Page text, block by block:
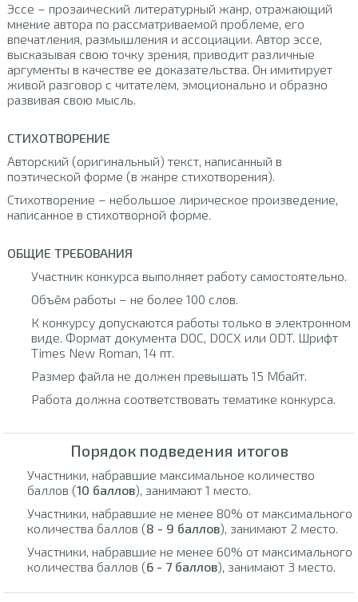
Эссе – прозаический литературный жанр, отражающий
мнение автора по рассматриваемой проблеме, его
впечатления, размышления и ассоциации. Автор эссе,
высказывая свою точку зрения, приводит различные
аргументы в качестве ее доказательства. Он имитирует
живой разговор с читателем, эмоционально и образно
развивая свою мысль.
СТИХОТВОРЕНИЕ
Авторский (оригинальный) текст, написанный в
поэтической форме (в жанре стихотворения).
Стихотворение – небольшое лирическое произведение,
написанное в стихотворной форме.
ОБЩИЕ ТРЕБОВАНИЯ
Участник конкурса выполняет работу самостоятельно.
Объём работы – не более 100 слов.
К конкурсу допускаются работы только в электронном
виде. Формат документа DOC, DOCX или ODT. Шрифт
Times New Roman, 14 пт.
Размер файла не должен превышать 15 Мбайт.
Работа должна соответствовать тематике конкурса.
Порядок подведения итогов
Участники, набравшие максимальное количество
баллов (10 баллов), занимают 1 место.
Участники, набравшие не менее 80% от максимального
количества баллов (8 - 9 баллов), занимают 2 место.
Участники, набравшие не менее 60% от максимального
количества баллов (6 - 7 баллов), занимают 3 место.